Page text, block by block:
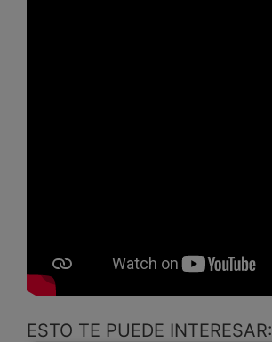
ESTO TE PUEDE INTERESAR: